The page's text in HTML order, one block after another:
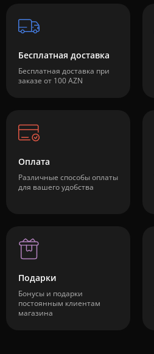
Бесплатная доставка
Бесплатная доставка при
заказе от 100 AZN
Оплата
Различные способы оплаты
для вашего удобства
Подарки
Бонусы и подарки
постоянным клиентам
магазина